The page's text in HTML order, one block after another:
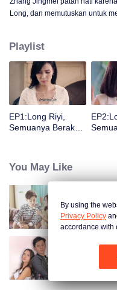
Long, dan memutuskan untuk
kehidupan biasa tidak semudah
perampokan, Long Haiyi
untuk berkompetisi dalam
ada gadis imut lain bernama
liku para tokoh ini pun sekali
Playlist
EP1:Long Riyi,
Semuanya Berakhir
You May Like
Long
By using the
Privacy Policy
accordance with